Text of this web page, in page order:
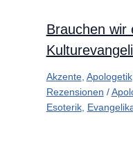
Brauchen wir
Akzente, Apologetik,
Rezensionen /
Esoterik,